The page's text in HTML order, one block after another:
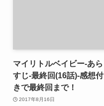
マイリトルベイビー-あら
すじ-最終回(16話)-感想付
きで最終回まで！
2017年8月16日